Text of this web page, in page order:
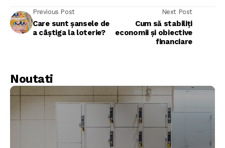
Previous Post
Care sunt șansele de
a câștiga la loterie?
Next Post
Cum să stabiliți
economii și obiective
financiare
Noutati